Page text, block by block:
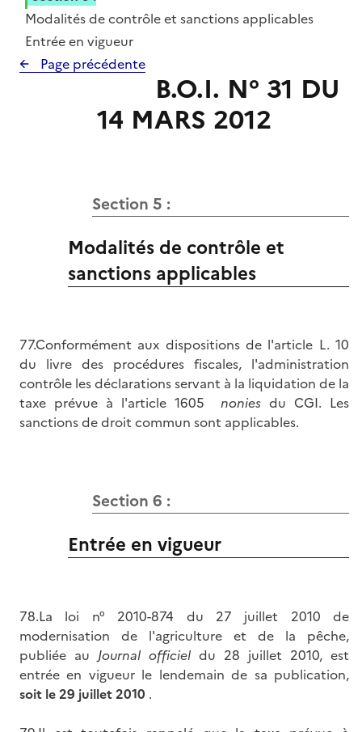
Modalités de contrôle et sanctions applicables
Section 6 :
Entrée en vigueur
Annexe 1
Page précédente
B.O.I. N° 31 DU
14 MARS 2012
Section 5 :
Modalités de contrôle et
sanctions applicables
77.Conformément aux dispositions de l'article L. 10
du livre des procédures fiscales, l'administration
contrôle les déclarations servant à la liquidation de la
taxe prévue à l'article 1605 nonies du CGI. Les
sanctions de droit commun sont applicables.
Section 6 :
Entrée en vigueur
78.La loi n° 2010-874 du 27 juillet 2010 de
modernisation de l'agriculture et de la pêche,
publiée au Journal officiel du 28 juillet 2010, est
entrée en vigueur le lendemain de sa publication,
soit le 29 juillet 2010 .